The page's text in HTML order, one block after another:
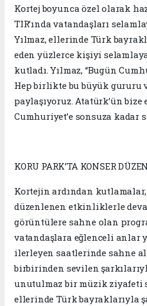
Kortej boyunca özel olarak
TIR’ında vatandaşları
Yılmaz, ellerinde Türk
eden yüzlerce kişiyi
kutladı. Yılmaz, “Bugün
Hep birlikte bu büyük gururu
paylaşıyoruz. Atatürk’ün bize
Cumhuriyet’e sonsuza kadar
KORU PARK’TA KONSER
Kortejin ardından kutlamalar,
düzenlenen etkinliklerle
görüntülere sahne olan
vatandaşlara eğlenceli anlar
ilerleyen saatlerinde sahne
birbirinden sevilen
unutulmaz bir müzik ziyafeti
ellerinde Türk bayraklarıyla